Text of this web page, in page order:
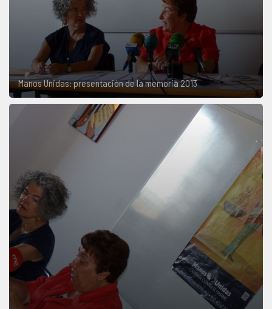
Manos Unidas: presentación de la memoria 2013